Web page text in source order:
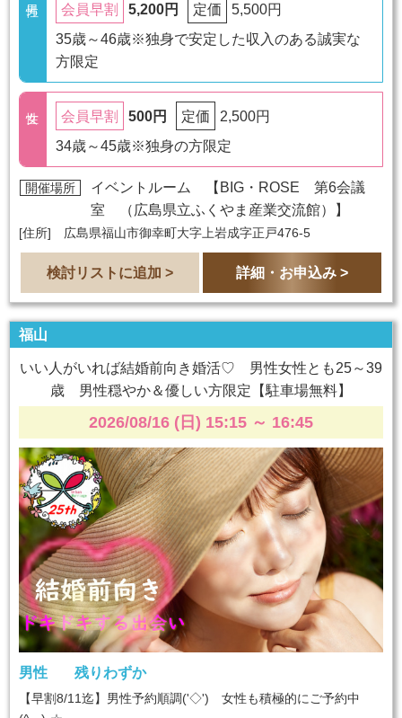
会員早割 5,200円 定価
5,500円
35歳～46歳※独身で安定した収入のある誠実な
方限定
会員早割 500円 定価
2,500円
34歳～45歳※独身の方限定
開催場所 イベントルーム 【 BIG・ROSE 第6会議
室 （広島県立ふくやま産業交流館）
】
[住所] 広島県福山市御幸町大字上岩成字正戸476-5
検討リストに追加 > 詳細・お申込み >
福山
いい人がいれば結婚前向き婚活♡ 男性女性とも25～39
歳 男性穏やか＆優しい方限定【駐車場無料】
2026/08/16 (日) 15:15 ～ 16:45
男性 残りわずか
【早割8/11迄】男性予約順調('◇')ゞ女性も積極的にご予約中